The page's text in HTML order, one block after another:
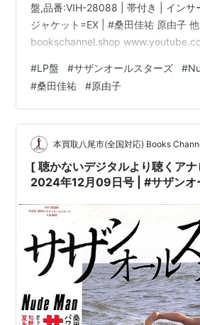
盤,品番:VIH-28088 | 帯付き | インサ
ジャケット=EX | #桑田佳祐 原由子
bookschannel.shop
シミ汚れ有][盤面=EX］［ジャケット
を新品交換して配送致します］※［店
で売切れの場合がございます。何卒
お願い申し上げます］ [ス…
#LP盤 #サザンオールスターズ #
#桑田佳祐 #原由子
本買取八尾市(全国対応) Books
[ 聴かないデジタルより聴くアナ
2024年12月09日号 | #サザンオ
| インサート付き | 盤面=EX ジャ
田佳祐 原由子 他 |